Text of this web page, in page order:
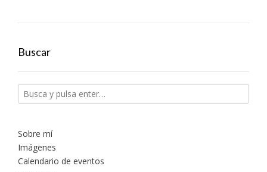
Buscar
Sobre mí
Imágenes
Calendario de eventos